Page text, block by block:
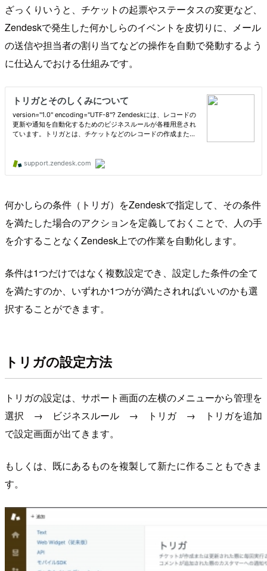
ざっくりいうと、チケットの起票やステータスの変更など、
Zendeskで発生した何かしらのイベントを皮切りに、メール
の送信や担当者の割り当てなどの操作を自動で発動するよう
に仕込んでおける仕組みです。
何かしらの条件（トリガ）をZendeskで指定して、その条件
を満たした場合のアクションを定義しておくことで、人の手
を介することなくZendesk上での作業を自動化します。
条件は1つだけではなく複数設定でき、設定した条件の全て
を満たすのか、いずれか1つがが満たされればいいのかも選
択することができます。
トリガの設定方法
トリガの設定は、サポート画面の左横のメニューから管理を
選択 → ビジネスルール → トリガ → トリガを追加
で設定画面が出てきます。
もしくは、既にあるものを複製して新たに作ることもできま
す。